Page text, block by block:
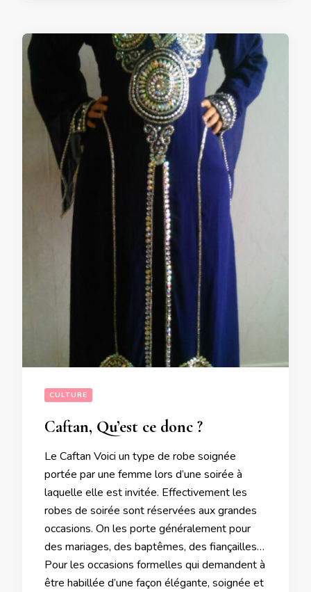
CULTURE
Caftan, Qu’est ce donc ?
Le Caftan Voici un type de robe soignée
portée par une femme lors d’une soirée à
laquelle elle est invitée. Effectivement les
robes de soirée sont réservées aux grandes
occasions. On les porte généralement pour
des mariages, des baptêmes, des fiançailles…
Pour les occasions formelles qui demandent à
être habillée d’une façon élégante, soignée et